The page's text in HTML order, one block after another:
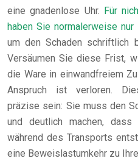
eine gnadenlose Uhr. Für
haben Sie normalerweise nur
um den Schaden schriftlich
Versäumen Sie diese Frist,
die Ware in einwandfreiem
Anspruch ist verloren.
präzise sein: Sie muss den
und deutlich machen, dass
während des Transports
eine Beweislastumkehr zu